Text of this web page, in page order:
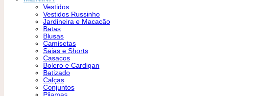
Vestidos
Vestidos Russinho
Jardineira e Macacão
Batas
Blusas
Camisetas
Saias e Shorts
Casacos
Bolero e Cardigan
Batizado
Calças
Conjuntos